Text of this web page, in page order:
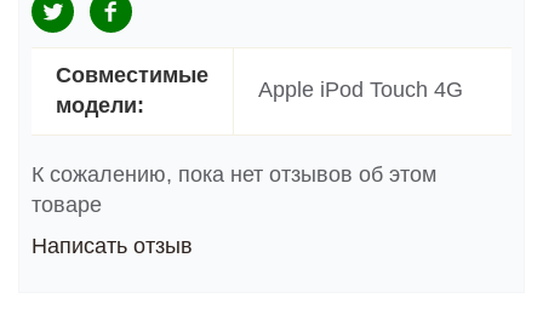
Совместимые
модели:
Apple iPod Touch 4G
К сожалению, пока нет отзывов об этом
товаре
Написать отзыв